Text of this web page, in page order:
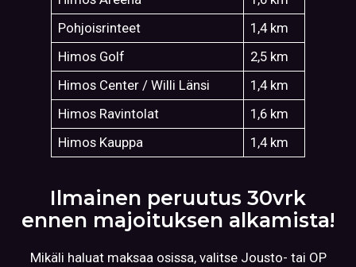
Pohjoisrinteet
1,4 km
Himos Golf
2,5 km
Himos Center / Willi Länsi
1,4 km
Himos Ravintolat
1,6 km
Himos Kauppa
1,4 km
Ilmainen peruutus 30vrk
ennen majoituksen alkamista!
Mikäli haluat maksaa osissa, valitse Jousto- tai OP